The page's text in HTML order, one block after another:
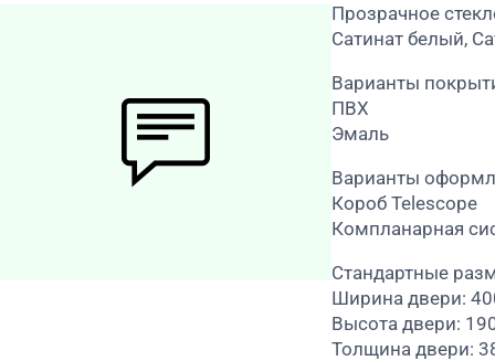
Прозрачное
Сатинат белый,
Варианты
ПВХ
Эмаль
Варианты
Короб Telescope
Компланарная
Стандартные
Ширина двери:
Высота двери:
Толщина двери: